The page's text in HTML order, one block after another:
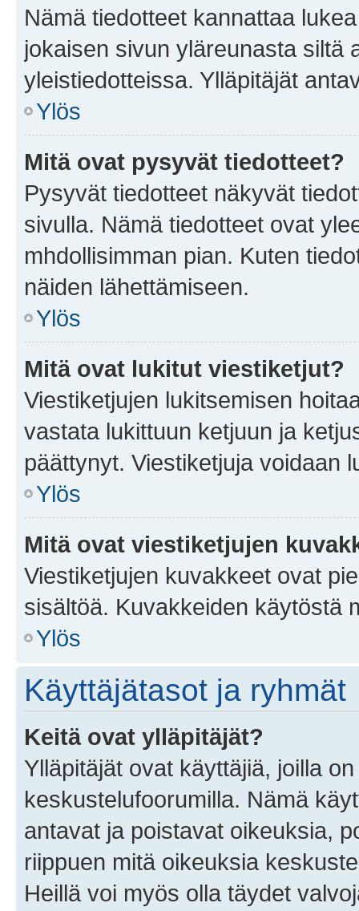
Nämä tiedotteet kannattaa
jokaisen sivun yläreunasta siltä
yleistiedotteissa. Ylläpitäjät
Ylös
Mitä ovat pysyvät tiedotteet?
Pysyvät tiedotteet näkyvät
sivulla. Nämä tiedotteet ovat
mhdollisimman pian. Kuten
näiden lähettämiseen.
Ylös
Mitä ovat lukitut viestiketjut?
Viestiketjujen lukitsemisen
vastata lukittuun ketjuun ja
päättynyt. Viestiketjuja voidaan
Ylös
Mitä ovat viestiketjujen
Viestiketjujen kuvakkeet ovat
sisältöä. Kuvakkeiden käytöstä
Ylös
Käyttäjätasot ja ryhmät
Keitä ovat ylläpitäjät?
Ylläpitäjät ovat käyttäjiä, joilla
keskustelufoorumilla. Nämä
antavat ja poistavat oikeuksia,
riippuen mitä oikeuksia
Heillä voi myös olla täydet